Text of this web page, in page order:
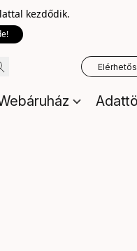
kezdődik.